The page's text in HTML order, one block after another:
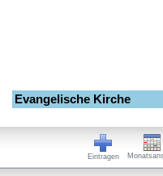
Evangelische Kirche
Eintragen